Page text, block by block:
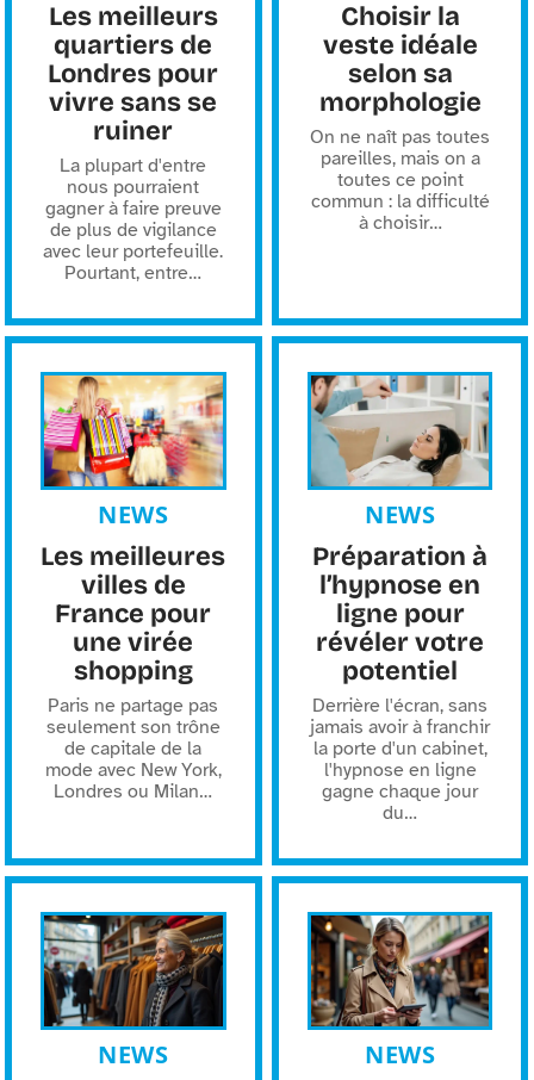
Les meilleurs
quartiers de
Londres pour
vivre sans se
ruiner
La plupart d'entre
nous pourraient
gagner à faire preuve
de plus de vigilance
avec leur portefeuille.
Pourtant, entre…
Choisir la
veste idéale
selon sa
morphologie
On ne naît pas toutes
pareilles, mais on a
toutes ce point
commun : la difficulté
à choisir…
NEWS
Les meilleures
villes de
France pour
une virée
shopping
Paris ne partage pas
seulement son trône
de capitale de la
mode avec New York,
Londres ou Milan…
NEWS
Préparation à
l’hypnose en
ligne pour
révéler votre
potentiel
Derrière l'écran, sans
jamais avoir à franchir
la porte d'un cabinet,
l'hypnose en ligne
gagne chaque jour
du…
NEWS NEWS